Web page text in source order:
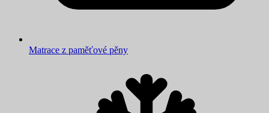
Matrace z paměťové pěny